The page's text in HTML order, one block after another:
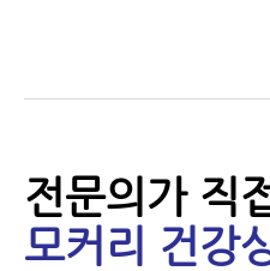
전문의가 직
모커리 건강